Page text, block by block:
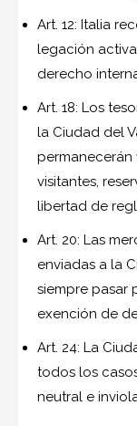
Art. 12: Italia
legación
derecho
Art. 18: Los
la Ciudad del
permanecerán
visitantes,
libertad de
Art. 20: Las
enviadas a la
siempre pasar
exención de
Art. 24: La
todos los
neutral e